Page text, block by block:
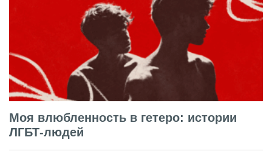
Моя влюбленность в гетеро: истории
ЛГБТ-людей